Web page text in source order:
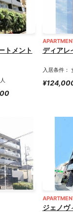
トメント
ディアレ
入居条件：
ジェノヴ